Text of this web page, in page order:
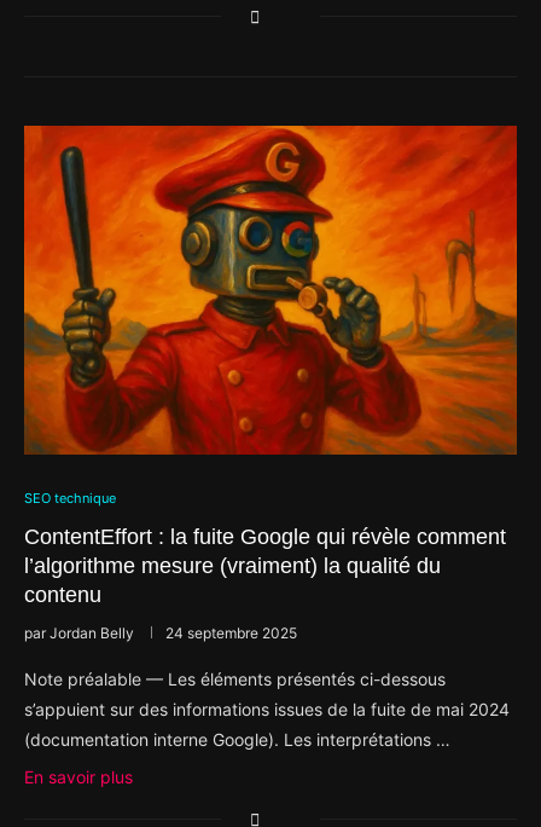
SEO technique
ContentEffort : la fuite Google qui révèle comment
l’algorithme mesure (vraiment) la qualité du
contenu
parJordan Belly 24 septembre 2025
Note préalable — Les éléments présentés ci-dessous
s’appuient sur des informations issues de la fuite de mai 2024
(documentation interne Google). Les interprétations …
En savoir plus